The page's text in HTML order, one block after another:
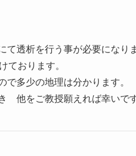
て透析を行う事が必要になり
ております。
で多少の地理は分かります。
他をご教授願えれば幸いです